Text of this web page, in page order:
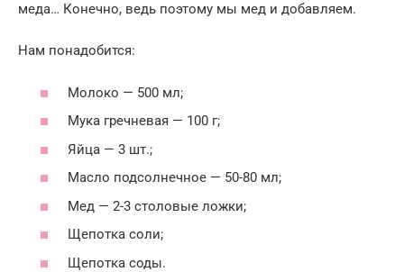
меда… Конечно, ведь поэтому мы мед и добавляем.
Нам понадобится:
Молоко — 500 мл;
Мука гречневая — 100 г;
Яйца — 3 шт.;
Масло подсолнечное — 50-80 мл;
Мед — 2-3 столовые ложки;
Щепотка соли;
Щепотка соды.